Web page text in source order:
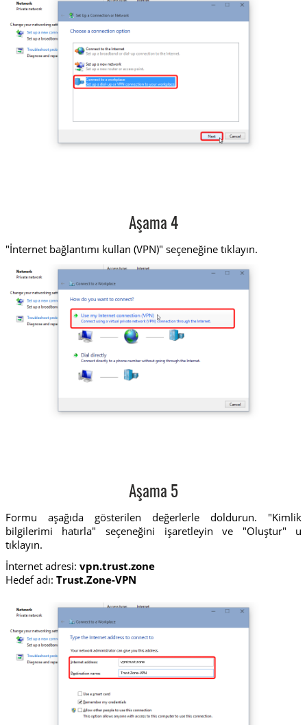
Aşama 4
"İnternet bağlantımı kullan (VPN)" seçeneğine tıklayın.
Aşama 5
Formu aşağıda gösterilen değerlerle doldurun. "Kimlik
bilgilerimi hatırla" seçeneğini işaretleyin ve "Oluştur" u
tıklayın.
İnternet adresi: vpn.trust.zone
Hedef adı: Trust.Zone-VPN
vpn.trust.zone
Trust.Zone-VPN